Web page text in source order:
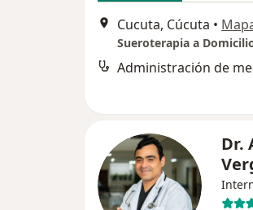
Cucuta, Cúcuta •
Sueroterapia a
Dr.